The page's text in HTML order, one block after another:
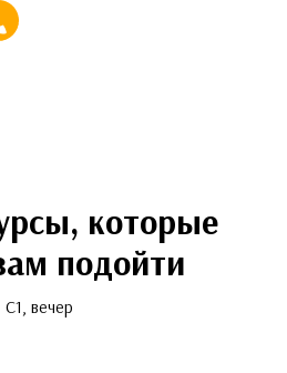
920-32-76
которые
подойти
C1, вечер